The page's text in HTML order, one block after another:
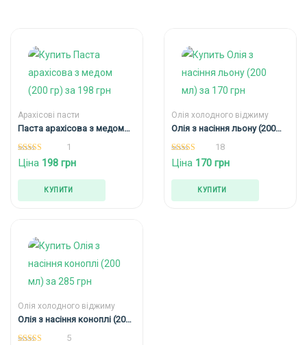
Арахісові пасти
Паста арахісова з медом
5.00
out of 5
1
Ціна 198 грн
КУПИТИ
Олія холодного віджиму
Олія з насіння льону (200
5.00
out of 5
18
Ціна 170 грн
КУПИТИ
Олія холодного віджиму
Олія з насіння коноплі (200
5